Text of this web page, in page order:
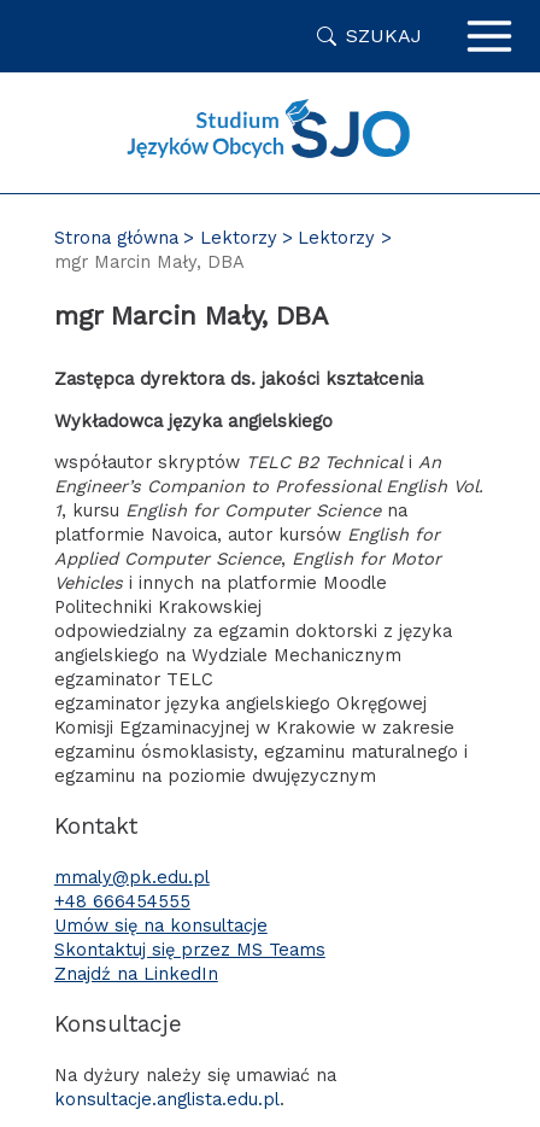
SZUKAJ
Strona główna Lektorzy
Lektorzy
mgr Marcin Mały, DBA
mgr Marcin Mały, DBA
Zastępca dyrektora ds. jakości kształcenia
Wykładowca języka angielskiego
współautor skryptów TELC B2 Technicali An
Engineer’s Companion to Professional English Vol.
1, kursu English for Computer Sciencena
platformie Navoica, autor kursów English for
Applied Computer Science, English for Motor
Vehiclesi innych na platformie Moodle
Politechniki Krakowskiej
odpowiedzialny za egzamin doktorski z języka
angielskiego na Wydziale Mechanicznym
egzaminator TELC
egzaminator języka angielskiego Okręgowej
Komisji Egzaminacyjnej w Krakowie w zakresie
egzaminu ósmoklasisty, egzaminu maturalnego i
egzaminu na poziomie dwujęzycznym
Kontakt
mmaly@pk.edu.pl
+48 666454555
Umów się na konsultacje
Skontaktuj się przez MS Teams
Znajdź na LinkedIn
Konsultacje
Na dyżury należy się umawiać na
konsultacje.anglista.edu.pl.